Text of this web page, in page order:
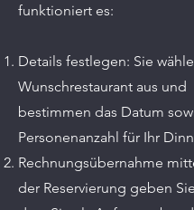
funktioniert es:
Details festlegen: Sie
Wunschrestaurant aus und
bestimmen das Datum
Personenanzahl für Ihr
Rechnungsübernahme
der Reservierung geben